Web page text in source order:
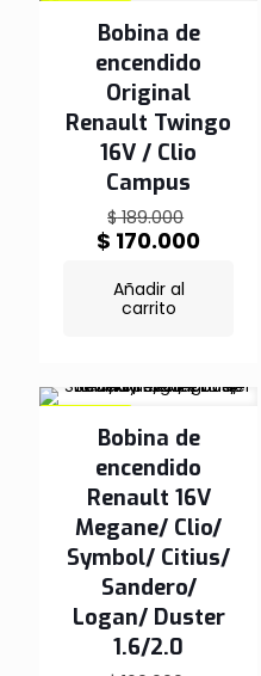
Bobina de
encendido
Original
Renault Twingo
16V / Clio
Campus
$189.000
precio
$ 170.000El
Añadir al
carrito
Bobina de
encendido
Renault 16V
Megane/ Clio/
Symbol/ Citius/
Sandero/
Logan/ Duster
1.6/2.0